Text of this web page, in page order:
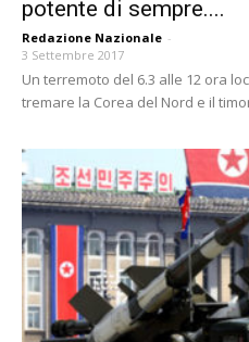
potente di sempre....
Redazione Nazionale -
3 Settembre 2017
Un terremoto del 6.3 alle 12 ora
tremare la Corea del Nord e il